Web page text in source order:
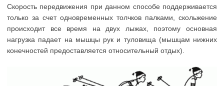
Скорость передвижения при данном способе поддерживается
только за счет одновременных толчков палками, скольжение
происходит все время на двух лыжах, поэтому основная
нагрузка падает на мышцы рук и туловища (мышцам нижних
конечностей предоставляется относительный отдых).